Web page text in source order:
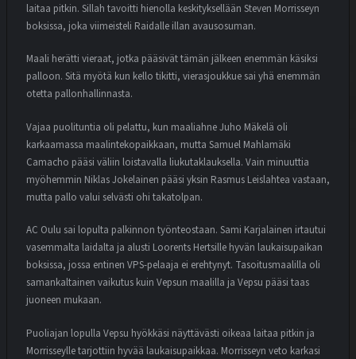
laitaa pitkin. Sillah tavoitti hienolla keskityksellään Steven Morrisseyn
boksissa, joka viimeisteli Raidalle illan avausosuman.
Maali herätti vieraat, jotka pääsivät tämän jälkeen enemmän käsiksi
palloon. Sitä myötä kun kello tikitti, vierasjoukkue sai yhä enemmän
otetta pallonhallinnasta.
Vajaa puolituntia oli pelattu, kun maaliahne Juho Mäkelä oli
karkaamassa maalintekopaikkaan, mutta Samuel Mahlamäki
Camacho pääsi väliin loistavalla liukutaklauksella. Vain minuuttia
myöhemmin Niklas Jokelainen pääsi yksin Rasmus Leislahtea vastaan,
mutta pallo valui selvästi ohi takatolpan.
AC Oulu sai lopulta palkinnon työnteostaan. Sami Karjalainen irtautui
vasemmalta laidalta ja alusti Loorents Hertsille hyvän laukaisupaikan
boksissa, jossa entinen VPS-pelaaja ei erehtynyt. Tasoitusmaalilla oli
samankaltainen vaikutus kuin Vepsun maalilla ja Vepsu pääsi taas
juoneen mukaan.
Puoliajan lopulla Vepsu hyökkäsi näyttävästi oikeaa laitaa pitkin ja
Morrisseylle tarjottiin hyvää laukaisupaikkaa. Morrisseyn veto karkasi